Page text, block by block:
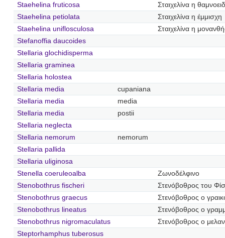
Staehelina fruticosa
Σταιχελίνα η
Staehelina petiolata
Σταιχελίνα η έμμισχη
Staehelina uniflosculosa
Σταιχελίνα η
Stefanoffia daucoides
Stellaria glochidisperma
Stellaria graminea
Stellaria holostea
Stellaria media
cupaniana
Stellaria media
media
Stellaria media
postii
Stellaria neglecta
Stellaria nemorum
nemorum
Stellaria pallida
Stellaria uliginosa
Stenella coeruleoalba
Ζωνοδέλφινο
Stenobothrus fischeri
Στενόβοθρος του
Stenobothrus graecus
Στενόβοθρος ο
Stenobothrus lineatus
Στενόβοθρος ο
Stenobothrus nigromaculatus
Στενόβοθρος ο
Steptorhamphus tuberosus